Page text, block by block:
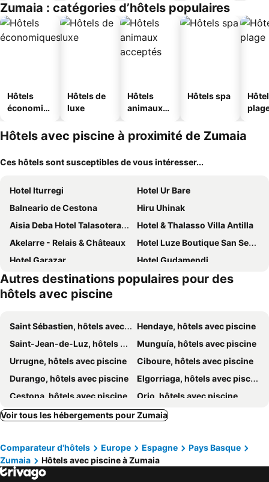
Zumaia : catégories d’hôtels populaires
Hôtels
économiq
Hôtels de
luxe
Hôtels
animaux
Hôtels spa
Hôtels avec piscine à proximité de Zumaia
Ces hôtels sont susceptibles de vous intéresser...
Hotel Iturregi
Hotel Ur Bare
Balneario de Cestona
Hiru Uhinak
Aisia Deba Hotel Talasoterapia
Hotel & Thalasso Villa Antilla
Akelarre - Relais & Châteaux
Hotel Luze Boutique San Sebastian
Hotel Garazar
Hotel Gudamendi
Hotel Avenida
Autres destinations populaires pour des
hôtels avec piscine
Saint Sébastien, hôtels avec piscine
Hendaye, hôtels avec piscine
Saint-Jean-de-Luz, hôtels avec piscine
Munguía, hôtels avec piscine
Urrugne, hôtels avec piscine
Ciboure, hôtels avec piscine
Durango, hôtels avec piscine
Elgorriaga, hôtels avec piscine
Cestona, hôtels avec piscine
Orio, hôtels avec piscine
Hondarribia, hôtels avec piscine
Lekeitio, hôtels avec piscine
Deba, hôtels avec piscine
Eskoriatza, hôtels avec piscine
Astigarraga, hôtels avec piscine
Zarautz, hôtels avec piscine
Voir tous les hébergements pour Zumaia
Comparateur d'hôtels Europe Espagne
Pays Basque
Zumaia
Hôtels avec piscine à Zumaia